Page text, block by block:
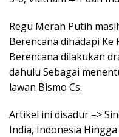
Regu Merah Putih
Berencana dihadapi
Berencana dilakukan
dahulu Sebagai
lawan Bismo Cs.
Artikel ini disadur –>
India, Indonesia